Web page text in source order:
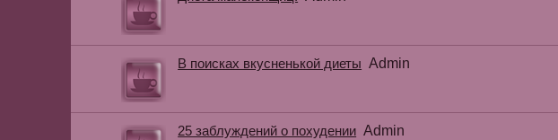
В поисках вкусненькой диеты Admin
25 заблуждений о похудении Admin